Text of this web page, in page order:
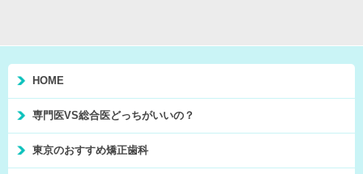
HOME
専門医VS総合医どっちがいいの？
東京のおすすめ矯正歯科